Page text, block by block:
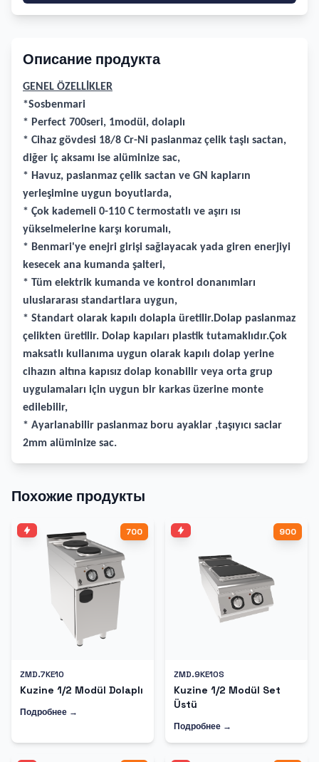
Описание продукта
GENEL ÖZELLİKLER
*Sosbenmari
* Perfect 700seri, 1modül, dolaplı
* Cihaz gövdesi 18/8 Cr-Ni paslanmaz çelik taşlı sactan,
diğer iç aksamı ise alüminize sac,
* Havuz, paslanmaz çelik sactan ve GN kapların
yerleşimine uygun boyutlarda,
* Çok kademeli 0-110 C termostatlı ve aşırı ısı
yükselmelerine karşı korumalı,
* Benmari'ye enejri girişi sağlayacak yada giren enerjiyi
kesecek ana kumanda şalteri,
* Tüm elektrik kumanda ve kontrol donanımları
uluslararası standartlara uygun,
* Standart olarak kapılı dolapla üretilir.Dolap paslanmaz
çelikten üretilir. Dolap kapıları plastik tutamaklıdır.Çok
maksatlı kullanıma uygun olarak kapılı dolap yerine
cihazın altına kapısız dolap konabilir veya orta grup
uygulamaları için uygun bir karkas üzerine monte
edilebilir,
* Ayarlanabilir paslanmaz boru ayaklar ,taşıyıcı saclar
2mm alüminize sac.
Похожие продукты
700
ZMD.7KE10
Kuzine 1/2 Modül Dolaplı
Подробнее →
900
ZMD.9KE10S
Kuzine 1/2 Modül Set
Üstü
Подробнее →